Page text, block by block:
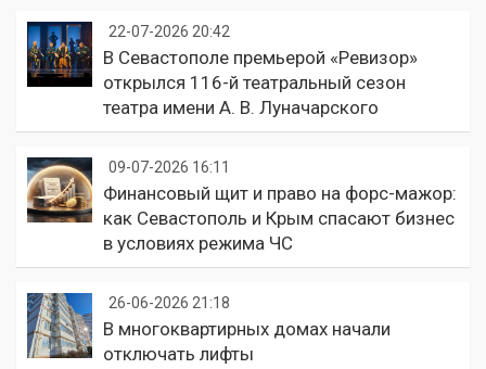
22-07-2026 20:42
В Севастополе премьерой «Ревизор»
открылся 116-й театральный сезон
театра имени А. В. Луначарского
09-07-2026 16:11
Финансовый щит и право на форс-мажор:
как Севастополь и Крым спасают бизнес
в условиях режима ЧС
26-06-2026 21:18
В многоквартирных домах начали
отключать лифты